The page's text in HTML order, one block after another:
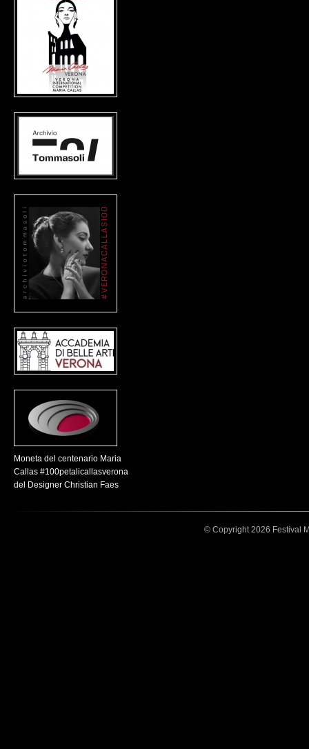
Moneta del centenario Maria
Callas #100petalicallasverona
del Designer Christian Faes
© Copyright 2026 Festival